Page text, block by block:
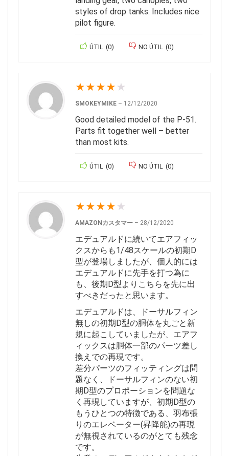
styles of drop tanks. Includes nice
pilot figure.
ÚTIL (0) NO ÚTIL (0)
★★★★ ★
SMOKEYMIKE – 12/12/2020
Good detailed model of the P-51.
Parts fit together well – better
than most kits.
ÚTIL (0) NO ÚTIL (0)
★★★★ ★
AMAZONカスタマー – 28/12/2020
エデュアルドに続いてエアフィッ
クスからも1/48スケールの初期D
型が登場しましたが、個人的には
エデュアルドに先手を打つ為に
も、後期D型よりこちらを先に出
すべきだったと思います。
エデュアルドは、ドーサルフィン
無しの初期D型の胴体を丸ごと新
規に起こしていましたが、エアフ
ィックスは胴体一部のパーツ差し
換えでの再現です。
差分パーツのフィッティングは問
題なく、ドーサルフィンのない初
期D型のプロポーションを問題な
く再現していますが、初期D型の
もうひとつの特徴である、羽布張
りのエレベーター(昇降舵)の再現
が無視されているのがとても残念
です。